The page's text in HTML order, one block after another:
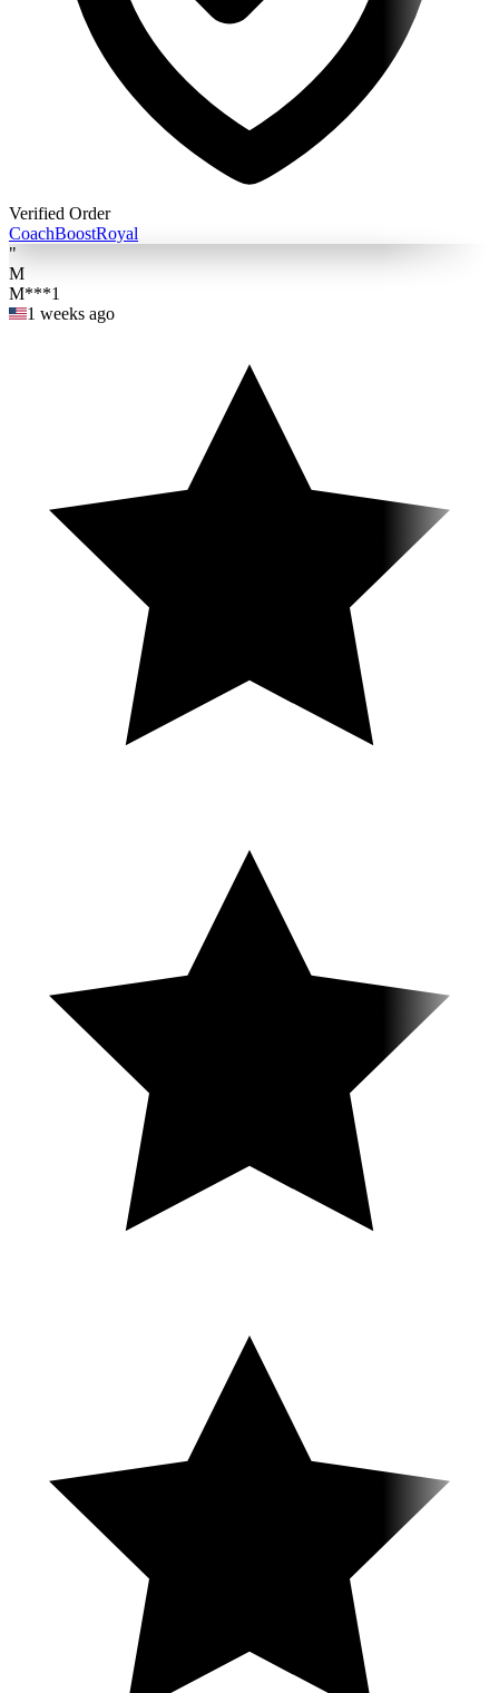
Verified Order
CoachBoostRoyal
"
M
M***1
1 weeks ago